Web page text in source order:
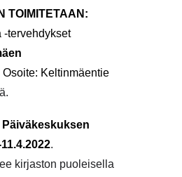
TOIMITETAAN :
-tervehdykset
Osoite: Keltinmäentie
Päiväkeskuksen
.
kirjaston puoleisella